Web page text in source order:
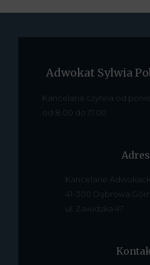
Adwokat Sylwia
Kancelaria czynna od
od 8.00 do 17.00
Adres
Kancelarie
41-300 Dąbrowa
ul. Zawidzka 47